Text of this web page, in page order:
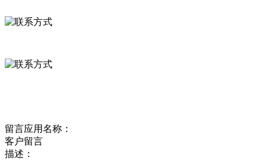
留言应用名称：
客户留言
描述：